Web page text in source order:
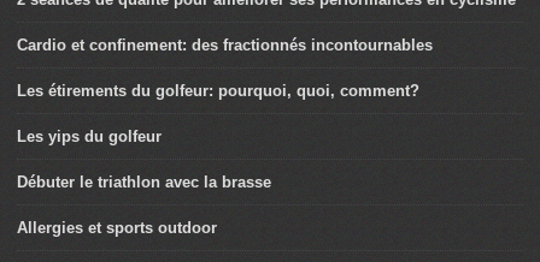
Cardio et confinement: des fractionnés incontournables
Les étirements du golfeur: pourquoi, quoi, comment?
Les yips du golfeur
Débuter le triathlon avec la brasse
Allergies et sports outdoor